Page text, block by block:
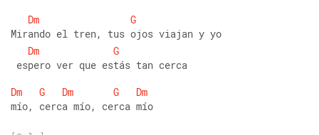
Dm
G
Mirando el tren, tus ojos viajan y yo
Dm
G
espero ver que estás tan cerca
Dm
G Dm G
Dm
mío, cerca mío, cerca mío